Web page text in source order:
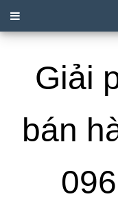
Giải
bán